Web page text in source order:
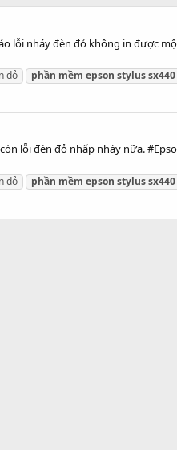
lỗi nháy đèn đỏ không in được
đỏ phần mềm epson stylussx440
lỗi đèn đỏ nhấp nháy nữa.
đỏ phần mềm epson stylussx440